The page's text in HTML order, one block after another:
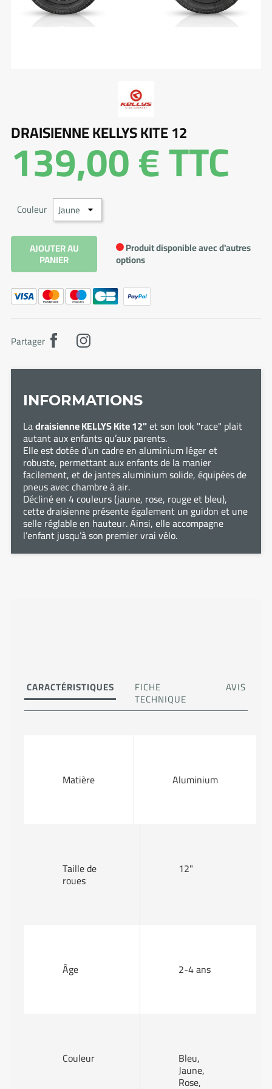
INFORMATIONS
Ladraisienne KELLYS Kite 12"et son look "race" plait
autant aux enfants qu’aux parents.
Elle est dotée d’un cadre en aluminium léger et
robuste, permettant aux enfants de la manier
facilement, et de jantes aluminium solide, équipées de
pneus avec chambre à air.
Décliné en 4 couleurs (jaune, rose, rouge et bleu),
cette draisienne présente également un guidon et une
selle réglable en hauteur. Ainsi, elle accompagne
l’enfant jusqu’à son premier vrai vélo.
DRAISIENNE KELLYS KITE 12
139,00 €TTC
Couleur
AJOUTER AU
PANIER
Produit disponible avec d'autres
options
Partager
CARACTÉRISTIQUES FICHE
TECHNIQUE
AVIS
Matière Aluminium
Taille de
roues
12"
Âge 2-4 ans
Couleur Bleu,
Jaune,
Rose,